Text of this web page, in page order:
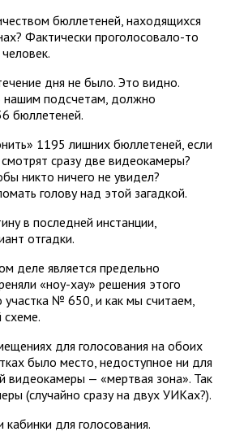
бюллетеней, находящихся
Фактически проголосовало-то
дня не было. Это видно.
нашим подсчетам, должно
бюллетеней.
1195 лишних бюллетеней, если
сразу две видеокамеры?
никто ничего не увидел?
голову над этой загадкой.
в последней инстанции,
отгадки.
деле является предельно
«ноу-хау» решения этого
участка № 650, и как мы считаем,
для голосования на обоих
было место, недоступное ни для
видеокамеры — «мертвая зона». Так
(случайно сразу на двух УИКах?).
для голосования.